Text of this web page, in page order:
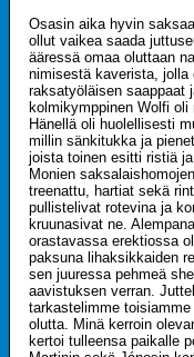
Osasin aika hyvin
ollut vaikea saada
ääressä omaa oluttaan
nimisestä kaverista, jolla
raksatyöläisen saappaat
kolmikymppinen Wolfi oli
Hänellä oli huolellisesti
millin sänkitukka ja
joista toinen esitti ristiä ja
Monien
treenattu, hartiat sekä
pullistelivat rotevina ja
kruunasivat ne.
orastavassa erektiossa
paksuna lihaksikkaiden
sen juuressa pehmeä
aavistuksen verran.
tarkastelimme
olutta. Minä kerroin
kertoi tulleensa paikalle